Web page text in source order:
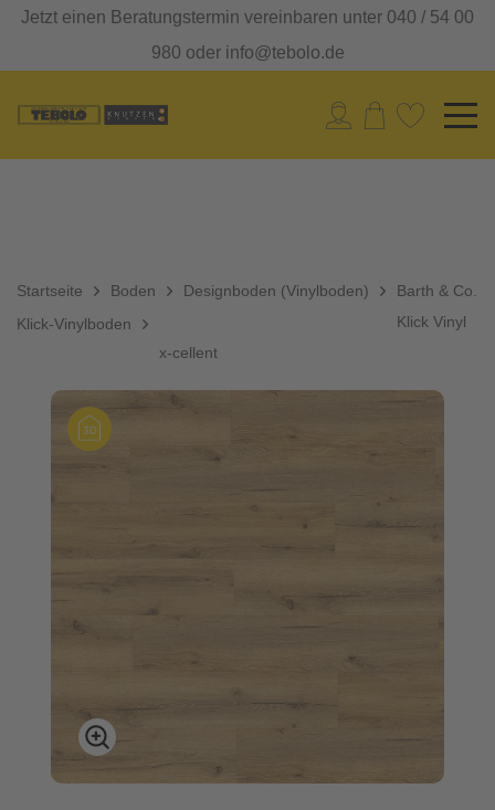
Jetzt einen Beratungstermin vereinbaren unter 040 / 54 00
980 oder info@tebolo.de
Startseite Boden
Designboden (Vinylboden)
Klick-Vinylboden
Barth & Co.
Klick Vinyl
x-cellent